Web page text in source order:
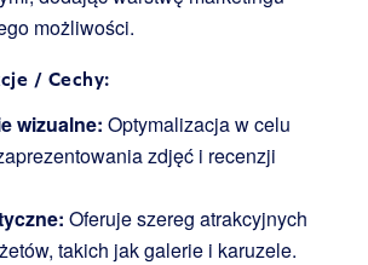
możliwości.
/ Cechy:
wizualne: Optymalizacja w celu
zdjęć i recenzji
Oferuje szereg atrakcyjnych
takich jak galerie i karuzele.